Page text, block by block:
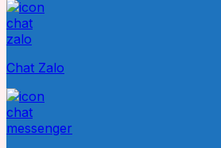
Chat Zalo